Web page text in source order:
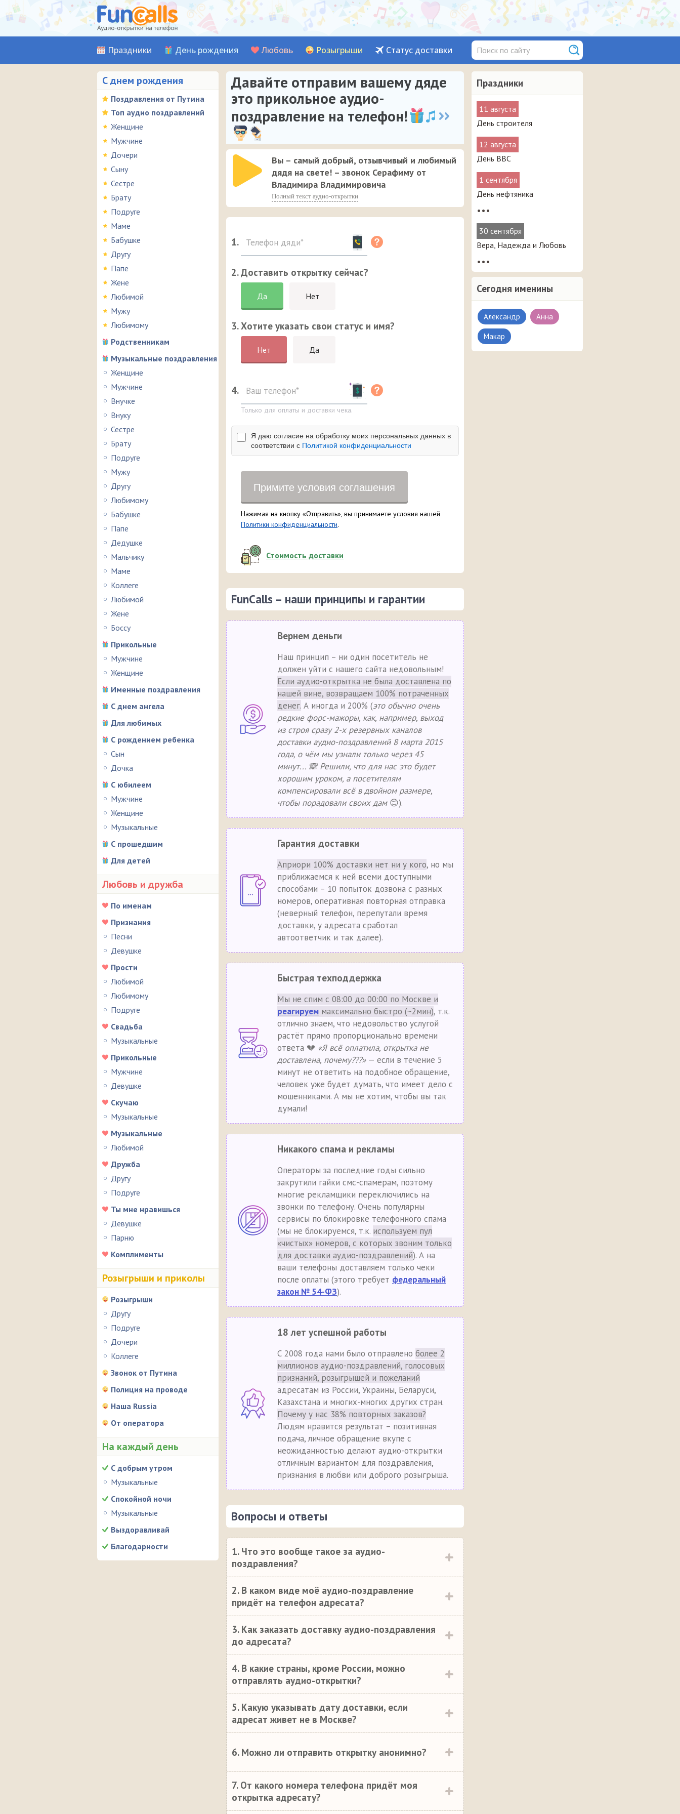
Праздники День рождения Любовь Розыгрыши Статус доставки
С днем рождения
Поздравления от Путина
Топ аудио поздравлений
Женщине
Мужчине
Дочери
Сыну
Сестре
Брату
Подруге
Маме
Бабушке
Другу
Папе
Жене
Любимой
Мужу
Любимому
Родственникам
Музыкальные поздравления
Женщине
Мужчине
Внучке
Внуку
Сестре
Брату
Подруге
Мужу
Другу
Любимому
Бабушке
Папе
Дедушке
Мальчику
Маме
Коллеге
Любимой
Жене
Боссу
Прикольные
Мужчине
Женщине
Именные поздравления
С днем ангела
Для любимых
С рождением ребенка
Сын
Дочка
С юбилеем
Мужчине
Женщине
Музыкальные
С прошедшим
Для детей
Любовь и дружба
По именам
Признания
Песни
Девушке
Прости
Любимой
Любимому
Подруге
Свадьба
Музыкальные
Прикольные
Мужчине
Девушке
Скучаю
Музыкальные
Музыкальные
Любимой
Дружба
Другу
Подруге
Ты мне нравишься
Девушке
Парню
Комплименты
Розыгрыши и приколы
Розыгрыши
Другу
Подруге
Дочери
Коллеге
Звонок от Путина
Полиция на проводе
Наша Russia
От оператора
На каждый день
С добрым утром
Музыкальные
Спокойной ночи
Музыкальные
Выздоравливай
Благодарности
Праздники
11 августа
День строителя
12 августа
День ВВС
1 сентября
День нефтяника
•••
30 сентября
Вера, Надежда и Любовь
•••
Сегодня именины
Александр Анна
Макар
Давайте отправим вашему дяде
это прикольное аудио-
поздравление на телефон!
Вы – самый добрый, отзывчивый и любимый
дядя на свете! – звонок Серафиму от
Владимира Владимировича
Полный текст аудио-открытки
1.
2. Доставить открытку сейчас?
Да Нет
3. Хотите указать свои статус и имя?
Нет Да
4.
Только для оплаты и доставки чека.
Я даю согласие на обработку моих персональных данных в
соответствии с Политикой конфиденциальности
Примите условия соглашения
Нажимая на кнопку «Отправить», вы принимаете условия нашей
Политики конфиденциальности.
Стоимость доставки
FunCalls – наши принципы и гарантии
Вернем деньги
Наш принцип – ни один посетитель не
должен уйти с нашего сайта недовольным!
Если аудио-открытка не была доставлена по
нашей вине, возвращаем 100% потраченных
денег. А иногда и 200% (это обычно очень
редкие форс-мажоры, как, например, выход
из строя сразу 2-х резервных каналов
доставки аудио-поздравлений 8 марта 2015
года, о чём мы узнали только через 45
минут... 🙈 Решили, что для нас это будет
хорошим уроком, а посетителям
компенсировали всё в двойном размере,
чтобы порадовали своих дам😊).
Гарантия доставки
Априори 100% доставки нет ни у кого, но мы
приближаемся к ней всеми доступными
способами – 10 попыток дозвона с разных
номеров, оперативная повторная отправка
(неверный телефон, перепутали время
доставки, у адресата сработал
автоответчик и так далее).
Быстрая техподдержка
Мы не спим с 08:00 до 00:00 по Москве и
реагируем максимально быстро (~2мин), т.к.
отлично знаем, что недовольство услугой
растёт прямо пропорционально времени
ответа 💔 «Я всё оплатила, открытка не
доставлена, почему???»— если в течение 5
минут не ответить на подобное обращение,
человек уже будет думать, что имеет дело с
мошенниками. А мы не хотим, чтобы вы так
думали!
Никакого спама и рекламы
Операторы за последние годы сильно
закрутили гайки смс-спамерам, поэтому
многие рекламщики переключились на
звонки по телефону. Очень популярны
сервисы по блокировке телефонного спама
(мы не блокируемся, т.к. используем пул
«чистых» номеров, с которых звоним только
для доставки аудио-поздравлений). А на
ваши телефоны доставляем только чеки
после оплаты (этого требует федеральный
закон № 54-ФЗ).
18 лет успешной работы
С 2008 года нами было отправлено более 2
миллионов аудио-поздравлений, голосовых
признаний, розыгрышей и пожеланий
адресатам из России, Украины, Беларуси,
Казахстана и многих-многих других стран.
Почему у нас 38% повторных заказов?
Людям нравится результат – позитивная
подача, личное обращение вкупе с
неожиданностью делают аудио-открытки
отличным вариантом для поздравления,
признания в любви или доброго розыгрыша.
Вопросы и ответы
1. Что это вообще такое за аудио-
поздравления?
2. В каком виде моё аудио-поздравление
придёт на телефон адресата?
3. Как заказать доставку аудио-поздравления
до адресата?
4. В какие страны, кроме России, можно
отправлять аудио-открытки?
5. Какую указывать дату доставки, если
адресат живет не в Москве?
6. Можно ли отправить открытку анонимно?
7. От какого номера телефона придёт моя
открытка адресату?